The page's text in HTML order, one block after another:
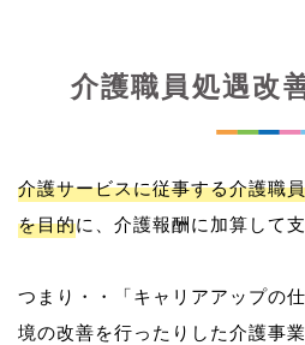
介護職員処遇改
介護サービスに従事する介護職
を目的に、介護報酬に加算して
つまり・・「キャリアアップの
境の改善を行ったりした介護事